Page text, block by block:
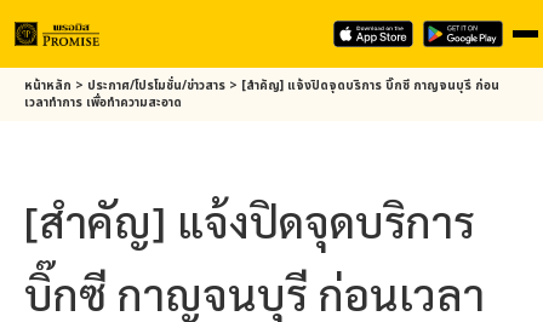
Skipหน้าหลัก > ประกาศ/โปรโมชั่น/ข่าวสาร > [สำคัญ] แจ้งปิดจุดบริการ บิ๊กซี กาญจนบุรี ก่อน
เวลาทำการ เพื่อทำความสะอาด
[สำคัญ] แจ้งปิดจุดบริการ
บิ๊กซี กาญจนบุรี ก่อนเวลา